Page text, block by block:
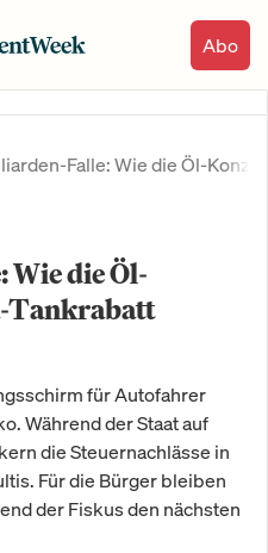
Abo
Falle: Wie die Öl-
die Öl-
Tankrabatt
für Autofahrer
Während der Staat auf
die Steuernachlässe in
Für die Bürger bleiben
der Fiskus den nächsten